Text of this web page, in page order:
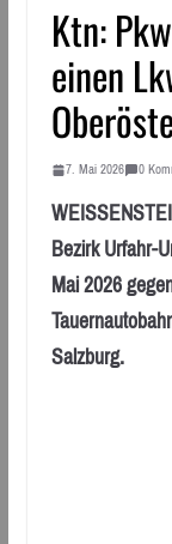
Ktn:
einen
7. Mai 2026 0
Bezirk Urfahr-
Mai 2026
Salzburg.